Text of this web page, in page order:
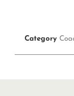
Category